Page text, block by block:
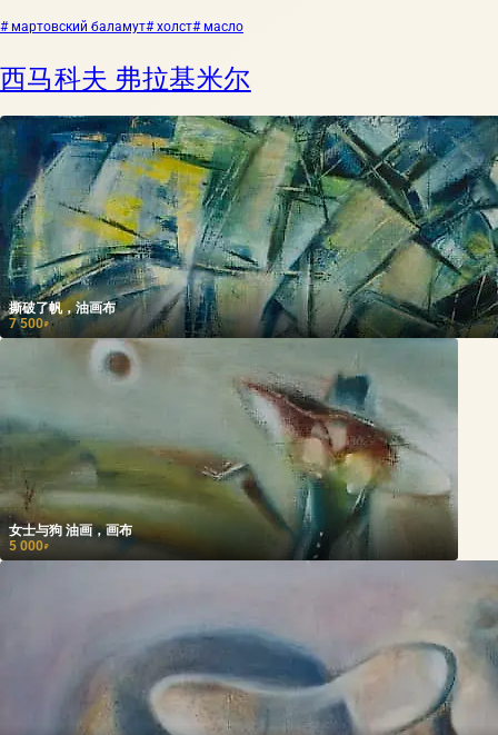
# мартовский баламут# холст# масло
西马科夫 弗拉基米尔
撕破了帆，油画布
7 500₽
女士与狗 油画，画布
5 000₽